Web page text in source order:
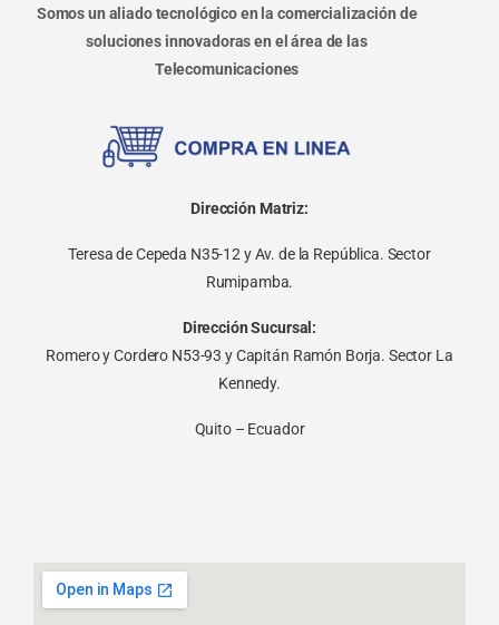
Somos un aliado tecnológico en la comercialización de
soluciones innovadoras en el área de las
Telecomunicaciones
Dirección Matriz:
Teresa de Cepeda N35-12 y Av. de la República. Sector
Rumipamba.
Dirección Sucursal:
Romero y Cordero N53-93 y Capitán Ramón Borja. Sector La
Kennedy.
Quito – Ecuador